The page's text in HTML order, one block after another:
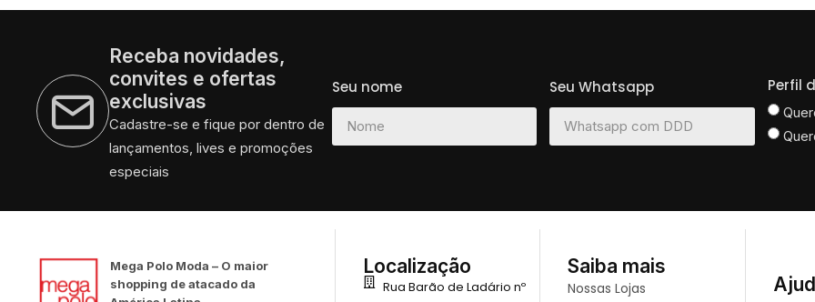
Receba novidades,
convites e ofertas
exclusivas
Cadastre-se e fique por dentro de
lançamentos, lives e promoções
especiais
Seu nome Seu Whatsapp Perfil
Mega Polo Moda – O maior
shopping de atacado da
Localização
Rua Barão de Ladário nº
Saiba mais
Nossas Lojas